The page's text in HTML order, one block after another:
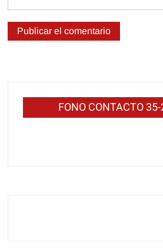
FONO CONTACTO